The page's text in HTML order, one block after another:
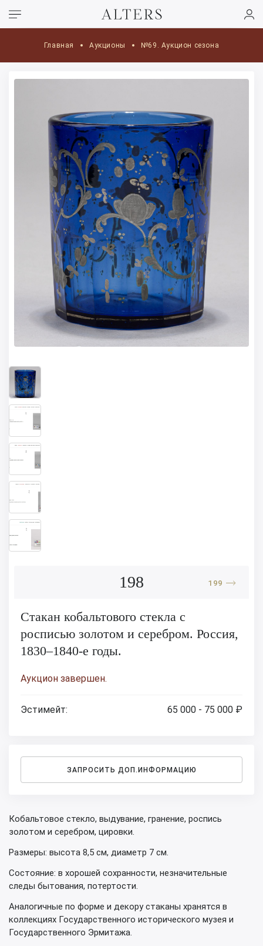
Главная Аукционы №69. Аукцион сезона
198 199
Стакан кобальтового стекла с
росписью золотом и серебром. Россия,
1830–1840-е годы.
Аукцион завершен.
Эстимейт: 65 000 - 75 000 ₽
ЗАПРОСИТЬ ДОП.ИНФОРМАЦИЮ
Кобальтовое стекло, выдувание, гранение, роспись
золотом и серебром, цировки.
Размеры: высота 8,5 см, диаметр 7 см.
Состояние: в хорошей сохранности, незначительные
следы бытования, потертости.
Аналогичные по форме и декору стаканы хранятся в
коллекциях Государственного исторического музея и
Государственного Эрмитажа.